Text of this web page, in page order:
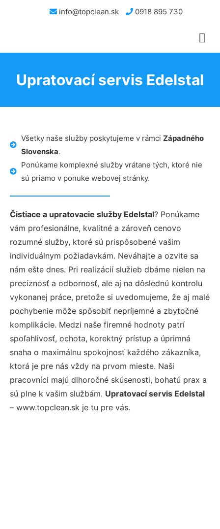
info@topclean.sk 0918 895 730
Upratovací servis Edelstal
Všetky naše služby poskytujeme v rámci Západného
Slovenska.
Ponúkame komplexné služby vrátane tých, ktoré nie
sú priamo v ponuke webovej stránky.
Čistiace a upratovacie služby Edelstal? Ponúkame
vám profesionálne, kvalitné a zároveň cenovo
rozumné služby, ktoré sú prispôsobené vašim
individuálnym požiadavkám. Neváhajte a ozvite sa
nám ešte dnes. Pri realizácií služieb dbáme nielen na
precíznosť a odbornosť, ale aj na dôslednú kontrolu
vykonanej práce, pretože si uvedomujeme, že aj malé
pochybenie môže spôsobiť nepríjemné a zbytočné
komplikácie. Medzi naše firemné hodnoty patrí
spoľahlivosť, ochota, korektný prístup a úprimná
snaha o maximálnu spokojnosť každého zákazníka,
ktorá je pre nás vždy na prvom mieste. Naši
pracovníci majú dlhoročné skúsenosti, bohatú prax a
sú plne k vašim službám. Upratovací servis Edelstal
– www.topclean.sk je tu pre vás.